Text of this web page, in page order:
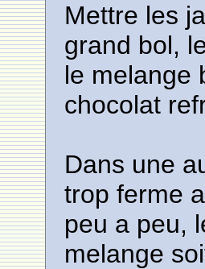
Mettre les
grand bol,
le melange
chocolat
Dans une
trop ferme
peu a peu,
melange